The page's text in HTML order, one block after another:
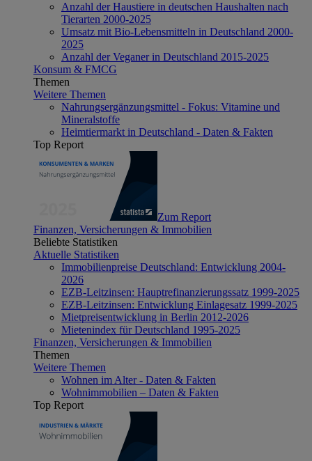
Anzahl der Haustiere in deutschen Haushalten nach
Tierarten 2000-2025
Umsatz mit Bio-Lebensmitteln in Deutschland 2000-
2025
Anzahl der Veganer in Deutschland 2015-2025
Konsum & FMCG
Themen
Weitere Themen
Nahrungsergänzungsmittel - Fokus: Vitamine und
Mineralstoffe
Heimtiermarkt in Deutschland - Daten & Fakten
Top Report
Zum Report
Finanzen, Versicherungen & Immobilien
Beliebte Statistiken
Aktuelle Statistiken
Immobilienpreise Deutschland: Entwicklung 2004-
2026
EZB-Leitzinsen: Hauptrefinanzierungssatz 1999-2025
EZB-Leitzinsen: Entwicklung Einlagesatz 1999-2025
Mietpreisentwicklung in Berlin 2012-2026
Mietenindex für Deutschland 1995-2025
Finanzen, Versicherungen & Immobilien
Themen
Weitere Themen
Wohnen im Alter - Daten & Fakten
Wohnimmobilien – Daten & Fakten
Top Report